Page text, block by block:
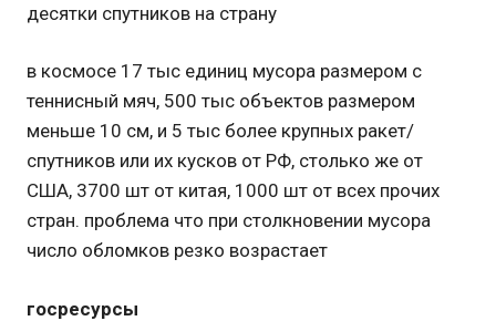
десятки спутников на страну
в космосе 17 тыс единиц мусора размером с
теннисный мяч, 500 тыс объектов размером
меньше 10 см, и 5 тыс более крупных ракет/
спутников или их кусков от РФ, столько же от
США, 3700 шт от китая, 1000 шт от всех прочих
стран. проблема что при столкновении мусора
число обломков резко возрастает
госресурсы